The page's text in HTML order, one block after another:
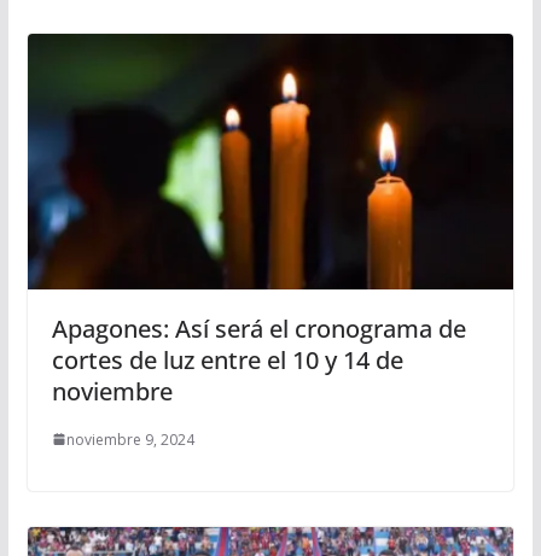
Apagones: Así será el cronograma de
cortes de luz entre el 10 y 14 de
noviembre
noviembre 9, 2024